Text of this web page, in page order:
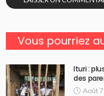
Vous pourriez
Ituri :
des
Août